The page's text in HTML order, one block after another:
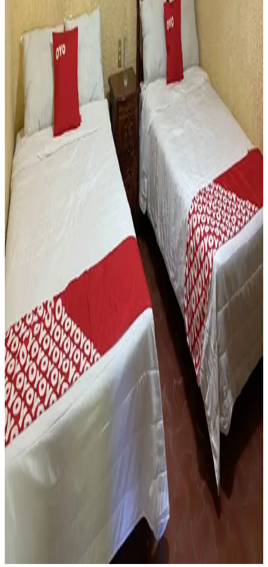
Cap. Maxima: 4
2 Camas Matrimonial
Ventilador
Closet/armario
Bote de basura
Toalla
Aire acondicionado
Internet
Galeria de Doble Economica
Ver imagen